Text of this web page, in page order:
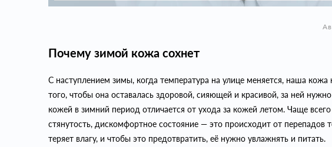
Почему зимой кожа сохнет
С наступлением зимы, когда температура на улице меняется, наша кожа
того, чтобы она оставалась здоровой, сияющей и красивой, за ней
кожей в зимний период отличается от ухода за кожей летом. Чаще
стянутость, дискомфортное состояние — это происходит от перепадов
теряет влагу, и чтобы это предотвратить, её нужно увлажнять и питать.